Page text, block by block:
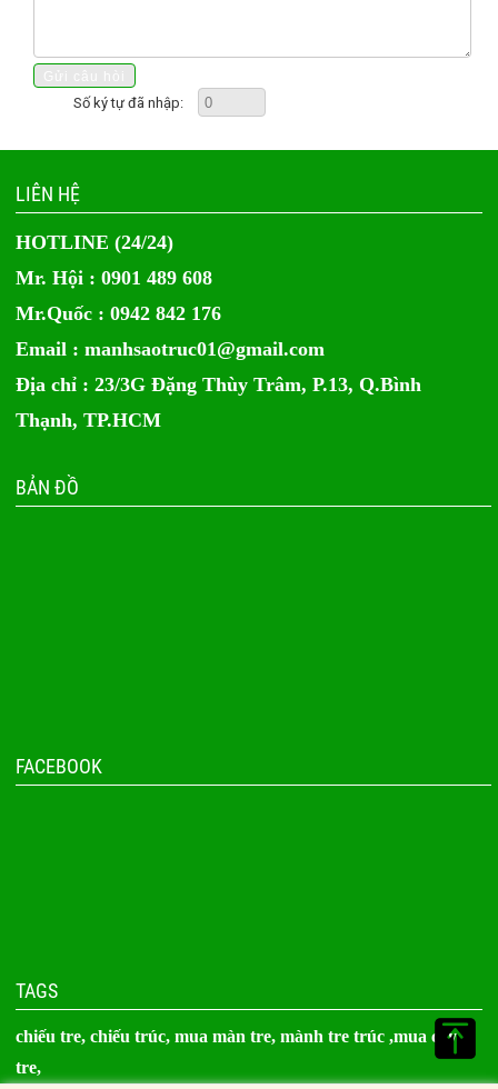
Số ký tự đã nhập:
LIÊN HỆ
HOTLINE (24/24)
Mr. Hội : 0901 489 608
Mr.Quốc : 0942 842 176
Email :manhsaotruc01@gmail.com
Địa chỉ : 23/3G Đặng Thùy Trâm, P.13, Q.Bình
Thạnh, TP.HCM
BẢN ĐỒ
FACEBOOK
TAGS
chiếu tre,chiếu trúc, mua màn tre,mành tre trúc ,mua cây
tre,